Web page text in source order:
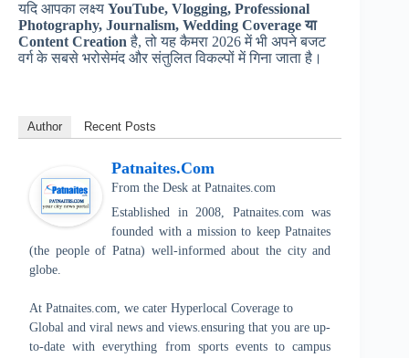
यदि आपका लक्ष्य YouTube, Vlogging, Professional
Photography, Journalism, Wedding Coverage या
Content Creation है, तो यह कैमरा 2026 में भी अपने बजट
वर्ग के सबसे भरोसेमंद और संतुलित विकल्पों में गिना जाता है।
Author Recent Posts
Patnaites.com
From the Desk at Patnaites.com
Established in 2008, Patnaites.com was
founded with a mission to keep Patnaites
(the people of Patna) well-informed about the city and
globe.
At Patnaites.com, we cater Hyperlocal Coverage to
Global and viral news and views.ensuring that you are up-
to-date with everything from sports events to campus